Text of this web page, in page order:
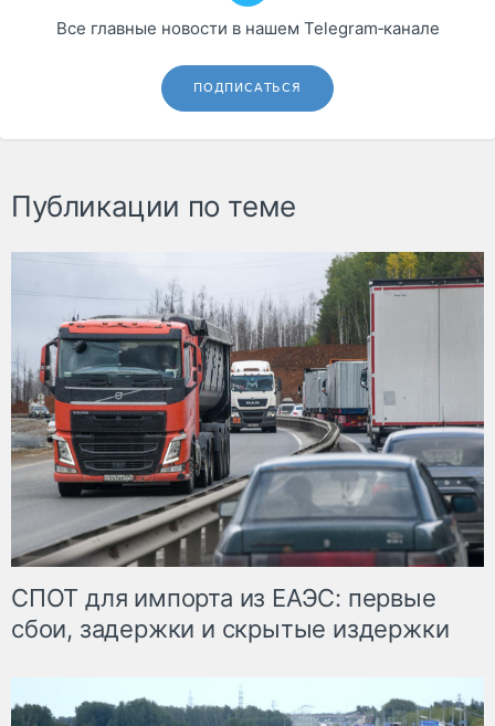
Все главные новости в нашем Telegram‑канале
ПОДПИСАТЬСЯ
Публикации по теме
СПОТ для импорта из ЕАЭС: первые
сбои, задержки и скрытые издержки